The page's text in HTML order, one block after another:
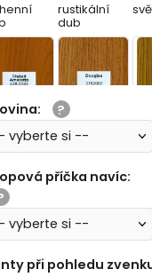
rustikální
dub
douglas
(uveďte v
poznámce
objednávk
y)
:
příčka navíc:
při pohledu